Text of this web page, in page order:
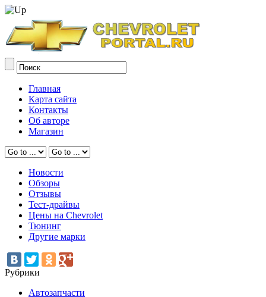
Главная
Карта сайта
Контакты
Об авторе
Магазин
Новости
Обзоры
Отзывы
Тест-драйвы
Цены на Chevrolet
Тюнинг
Другие марки
Рубрики
Автозапчасти